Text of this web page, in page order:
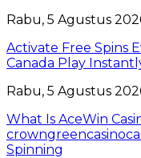
Rabu, 5 Agustus
Activate Free Spins
Canada Play
Rabu, 5 Agustus
What Is AceWin
Spinning